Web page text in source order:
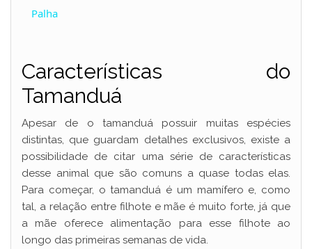
i
d
e
Palha
Características do
Tamanduá
Apesar de o tamanduá possuir muitas espécies
distintas, que guardam detalhes exclusivos, existe a
possibilidade de citar uma série de características
desse animal que são comuns a quase todas elas.
Para começar, o tamanduá é um mamífero e, como
tal, a relação entre filhote e mãe é muito forte, já que
a mãe oferece alimentação para esse filhote ao
longo das primeiras semanas de vida.